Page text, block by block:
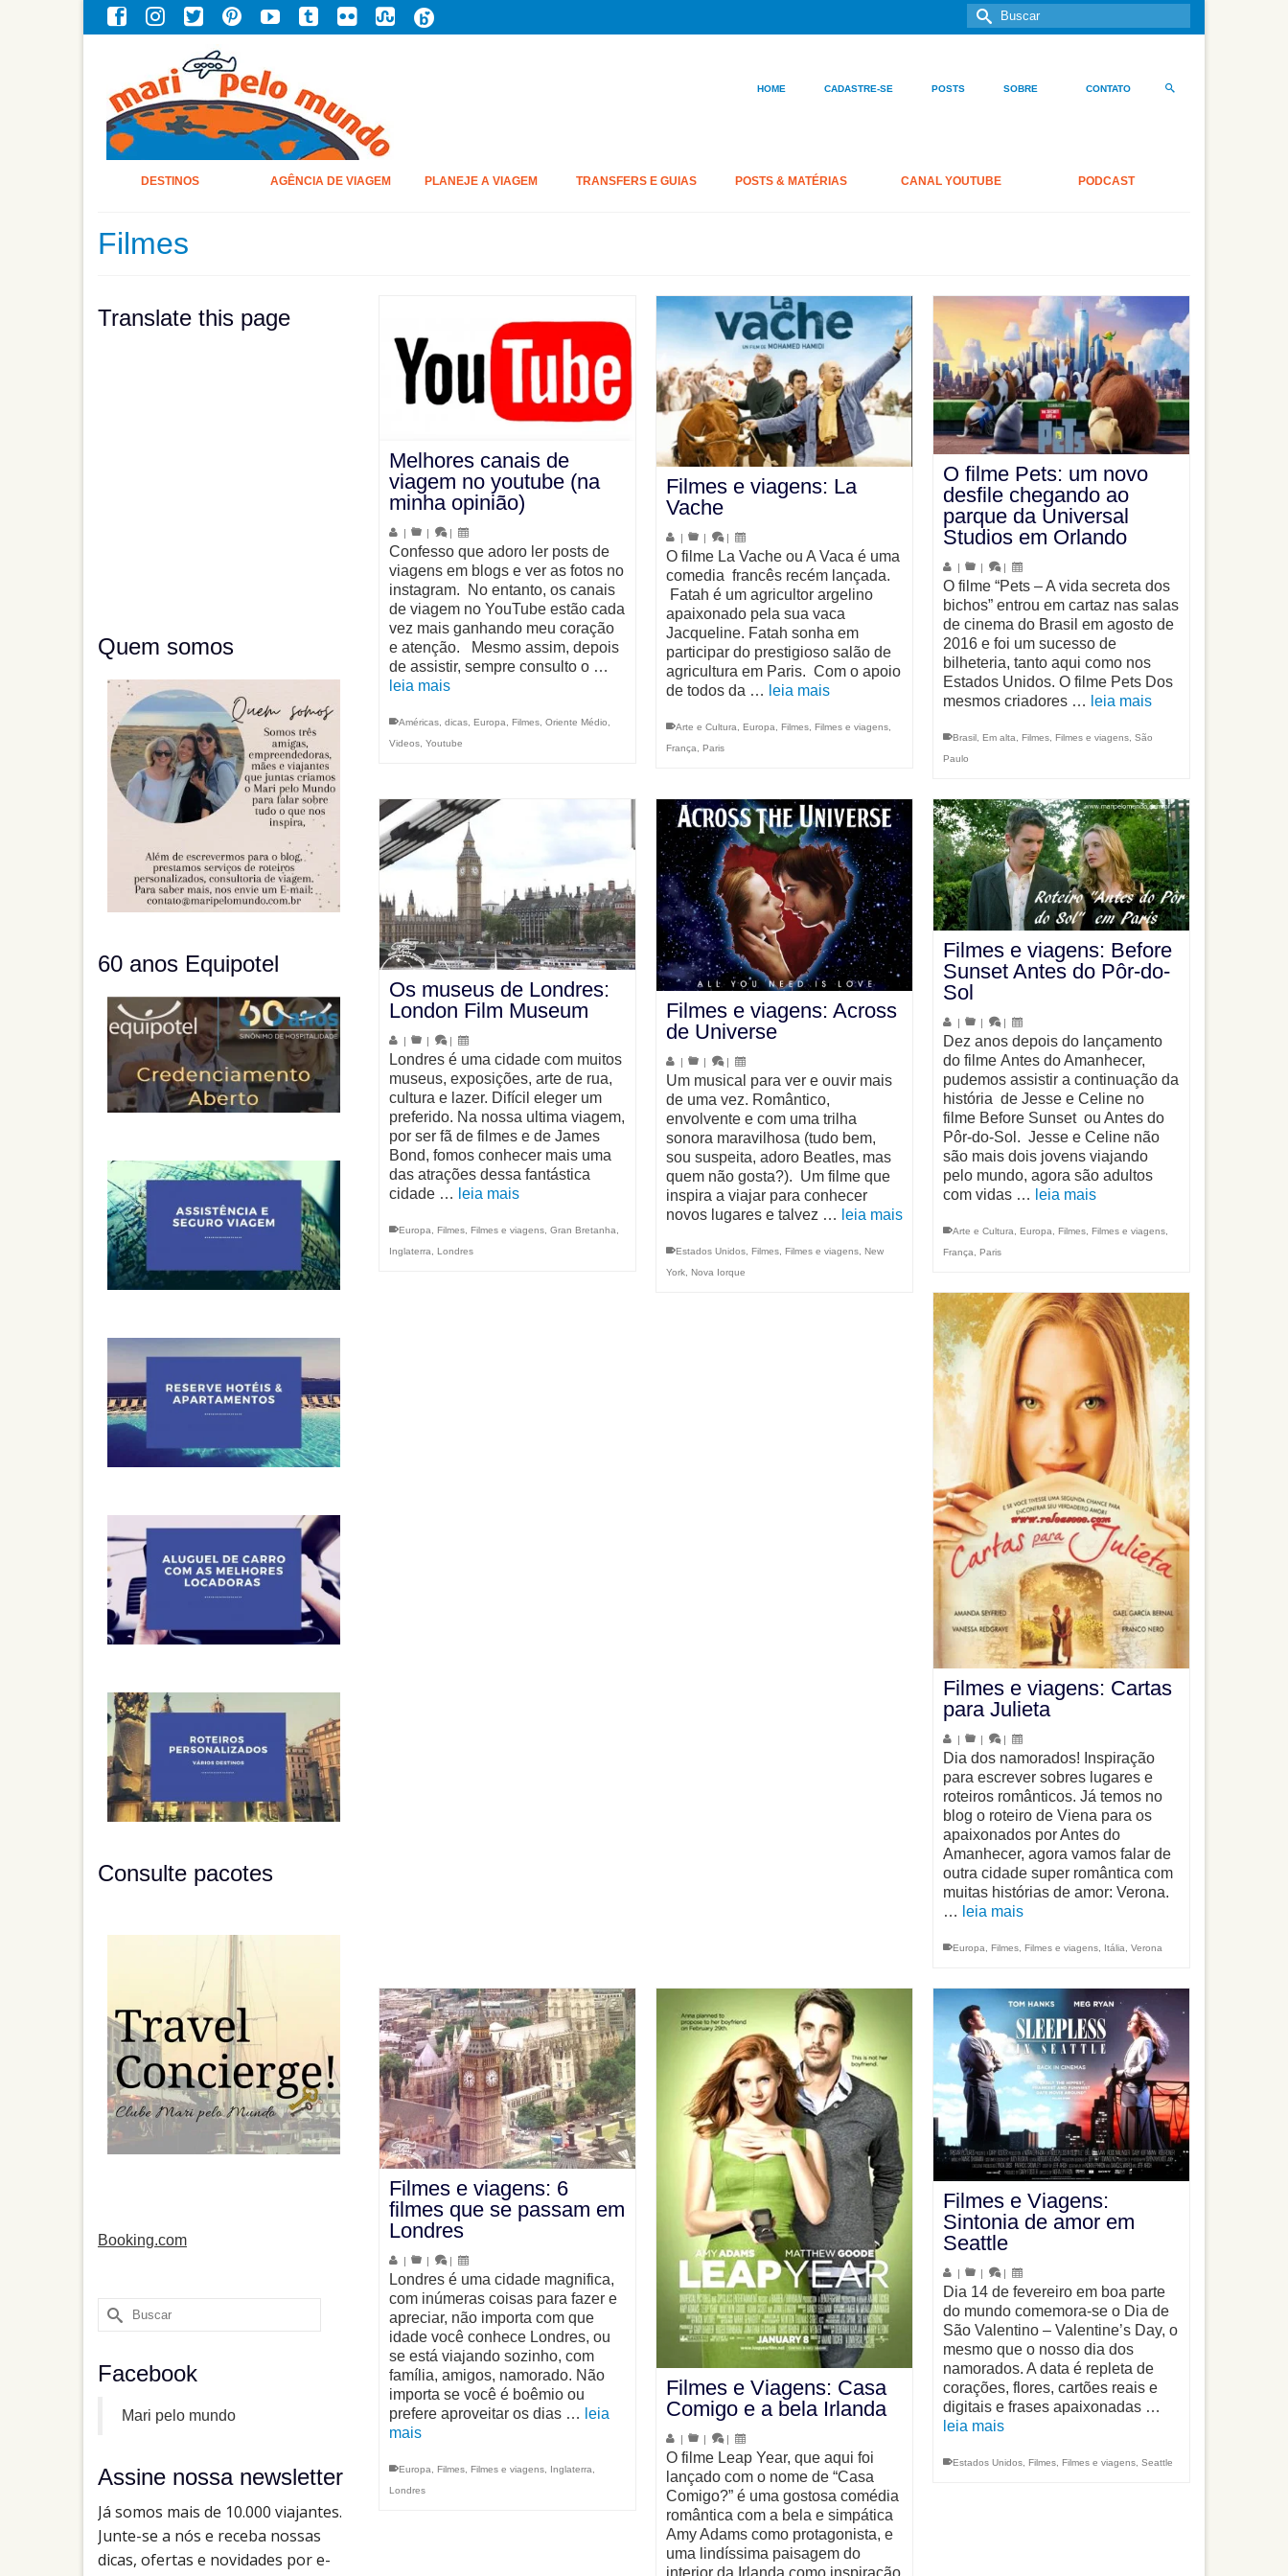
Buscar
por:
HOME CADASTRE-SE POSTS SOBRE CONTATO
DESTINOS AGÊNCIA DE VIAGEM PLANEJE A VIAGEM TRANSFERS E GUIAS POSTS & MATÉRIAS CANAL YOUTUBE PODCAST
Filmes
Melhores canais de
viagem no youtube (na
minha opinião)
| | |
Confesso que adoro ler posts de
viagens em blogs e ver as fotos no
instagram. No entanto, os canais
de viagem no YouTube estão cada
vez mais ganhando meu coração
e atenção. Mesmo assim, depois
de assistir, sempre consulto o …
leia mais
Américas, dicas, Europa Filmes, Oriente Médio
Videos, Youtube
Filmes e viagens: La
Vache
| | |
O filme La Vache ou A Vaca é uma
comedia francês recém lançada.
Fatah é um agricultor argelino
apaixonado pela sua vaca
Jacqueline. Fatah sonha em
participar do prestigioso salão de
agricultura em Paris. Com o apoio
de todos da … leia mais
Arte e Cultura Europa Filmes, Filmes e viagens,
França
Paris
O filme Pets: um novo
desfile chegando ao
parque da Universal
Studios em Orlando
| | |
O filme “Pets – A vida secreta dos
bichos” entrou em cartaz nas salas
de cinema do Brasil em agosto de
2016 e foi um sucesso de
bilheteria, tanto aqui como nos
Estados Unidos. O filme Pets Dos
mesmos criadores … leia mais
Brasil, Em alta Filmes, Filmes e viagens, São
Paulo
Os museus de Londres:
London Film Museum
| | |
Londres é uma cidade com muitos
museus, exposições, arte de rua,
cultura e lazer. Difícil eleger um
preferido. Na nossa ultima viagem,
por ser fã de filmes e de James
Bond, fomos conhecer mais uma
das atrações dessa fantástica
cidade … leia mais
Europa Filmes, Filmes e viagens, Gran Bretanha
Inglaterra
Londres
Filmes e viagens: Across
de Universe
| | |
Um musical para ver e ouvir mais
de uma vez. Romântico,
envolvente e com uma trilha
sonora maravilhosa (tudo bem,
sou suspeita, adoro Beatles, mas
quem não gosta?). Um filme que
inspira a viajar para conhecer
novos lugares e talvez … leia mais
Estados Unidos, Filmes, Filmes e viagens, New
York, Nova Iorque
Filmes e viagens: Before
Sunset Antes do Pôr-do-
Sol
| | |
Dez anos depois do lançamento
do filme Antes do Amanhecer,
pudemos assistir a continuação da
história de Jesse e Celine no
filme Before Sunset ou Antes do
Pôr-do-Sol. Jesse e Celine não
são mais dois jovens viajando
pelo mundo, agora são adultos
com vidas … leia mais
Arte e Cultura Europa Filmes, Filmes e viagens,
França
Paris
Filmes e viagens: Cartas
para Julieta
Dia dos namorados! Inspiração
para escrever sobres lugares e
roteiros românticos. Já temos no
blog o roteiro de Viena para os
apaixonados por Antes do
Amanhecer, agora vamos falar de
outra cidade super romântica com
muitas histórias de amor: Verona.
… leia mais
Europa, Filmes, Filmes e viagens, Itália, Verona
Filmes e viagens: 6
filmes que se passam em
Londres
Londres é uma cidade magnifica,
com inúmeras coisas para fazer e
apreciar, não importa com que
idade você conhece Londres, ou
se está viajando sozinho, com
família, amigos, namorado. Não
importa se você é boêmio ou
prefere aproveitar os dias … leia
mais
Europa, Filmes, Filmes e viagens, Inglaterra,
Londres
Filmes e Viagens: Casa
Comigo e a bela Irlanda
| | |
O filme Leap Year, que aqui foi
lançado com o nome de “Casa
Comigo?” é uma gostosa comédia
romântica com a bela e simpática
Amy Adams como protagonista, e
uma lindíssima paisagem do
interior da Irlanda como inspiração
Filmes e Viagens:
Sintonia de amor em
Seattle
| | |
Dia 14 de fevereiro em boa parte
do mundo comemora-se o Dia de
São Valentino – Valentine’s Day, o
mesmo que o nosso dia dos
namorados. A data é repleta de
corações, flores, cartões reais e
digitais e frases apaixonadas …
leia mais
Estados Unidos, Filmes, Filmes e viagens, Seattle
Translate this page
Quem somos
60 anos Equipotel
Consulte pacotes
Booking.com
Buscar
por:
Facebook
Mari pelo mundo
Assine nossa newsletter